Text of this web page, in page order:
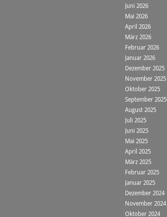
Juni 2026
Mai 2026
April 2026
März 2026
Februar 2026
Januar 2026
Dezember 2025
November 2025
Oktober 2025
September 2025
August 2025
Juli 2025
Juni 2025
Mai 2025
April 2025
März 2025
Februar 2025
Januar 2025
Dezember 2024
November 2024
Oktober 2024